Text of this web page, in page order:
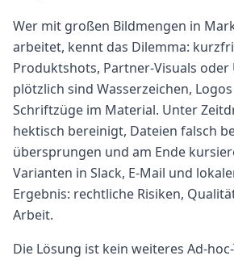
Wer mit großen Bildmengen in
arbeitet, kennt das Dilemma:
Produktshots, Partner-Visuals oder
plötzlich sind Wasserzeichen,
Schriftzüge im Material. Unter
hektisch bereinigt, Dateien falsch
übersprungen und am Ende
Varianten in Slack, E-Mail und
Ergebnis: rechtliche Risiken,
Arbeit.
Die Lösung ist kein weiteres Ad-